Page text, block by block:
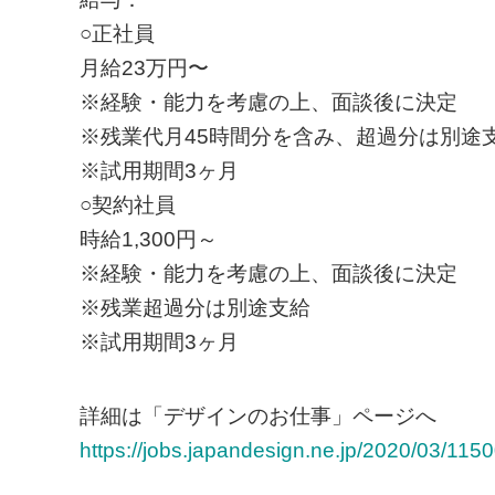
○正社員
⽉給23万円〜
※経験・能⼒を考慮の上、⾯談後に決定
※残業代⽉45時間分を含み、超過分は別途
※試⽤期間3ヶ⽉
○契約社員
時給1,300円～
※経験・能⼒を考慮の上、⾯談後に決定
※残業超過分は別途⽀給
※試⽤期間3ヶ⽉
詳細は「デザインのお仕事」ページへ
https://jobs.japandesign.ne.jp/2020/03/